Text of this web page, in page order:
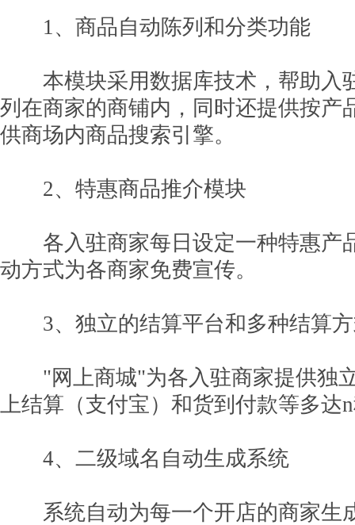
1、商品自动陈列和分类功能
本模块采用数据库技术，帮助入
列在商家的商铺内，同时还提供按产
供商场内商品搜索引擎。
2、特惠商品推介模块
各入驻商家每日设定一种特惠产
动方式为各商家免费宣传。
3、独立的结算平台和多种结算
"网上商城"为各入驻商家提供独
上结算（支付宝）和货到付款等多达
4、二级域名自动生成系统
系统自动为每一个开店的商家生